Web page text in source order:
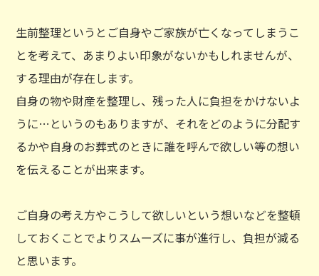
生前整理というとご自身やご家族が亡くなってしまうこ
とを考えて、あまりよい印象がないかもしれませんが、
する理由が存在します。
自身の物や財産を整理し、残った人に負担をかけないよ
うに…というのもありますが、それをどのように分配す
るかや自身のお葬式のときに誰を呼んで欲しい等の想い
を伝えることが出来ます。
ご自身の考え方やこうして欲しいという想いなどを整頓
しておくことでよりスムーズに事が進行し、負担が減る
と思います。